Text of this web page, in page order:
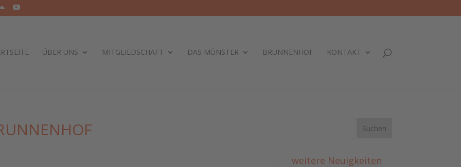
ÜBER UNS MITGLIEDSCHAFT DAS MÜNSTER BRUNNENHOF KONTAKT
weitere Neuigkeiten